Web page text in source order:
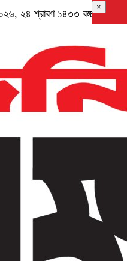
২৪ শ্রাবণ ১৪৩৩ বঙ্গাব্দ
×